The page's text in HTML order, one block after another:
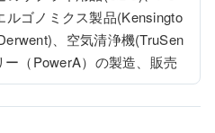
ルゴノミクス製品(Kensingto
、空気清浄機(TruSen
（PowerA）の製造、販売